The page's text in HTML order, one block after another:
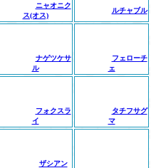
ニャオニク
ス(オス)
ルチャブル
ナゲツケサ
ル
フェローチ
ェ
フォクスラ
イ
タチフサグ
マ
ザシアン